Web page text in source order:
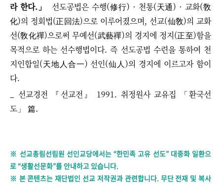
라 한다.」
선도공법은 수행(修行) · 천통(天通) · 교화(敎
化)의 정회법(正回法)으로 이루어졌으며, 선교(仙敎)의 교화
선(敎化禪)으로써 무예선(武藝禪)의 경지에 정지(正至)함을
목적으로 하는 선수행법이다. 즉 선도공법 수련을 통하여 천
지인합일(天地人合一) 선인(仙人)의 경지에 이르고자 함이
다.
선교경전 『선교전』 1991. 취정원사 교유집 「환국선
도」 篇.
※ 선교총림선림원 선인교당에서는 “한민족 고유 선도” 대중화 일환으
로 “생활선문화”를 안내하고 있습니다.
※ 본 콘텐츠는 재단법인 선교 저작권과 관련합니다. 무단 전재 및 복사